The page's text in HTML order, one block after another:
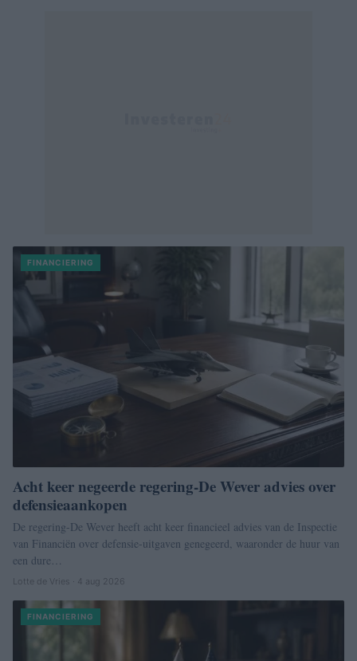
FINANCIERING
Acht keer negeerde regering-De Wever advies over
defensieaankopen
De regering-De Wever heeft acht keer financieel advies van de Inspectie
van Financiën over defensie-uitgaven genegeerd, waaronder de huur van
een dure…
Lotte de Vries · 4 aug 2026
FINANCIERING